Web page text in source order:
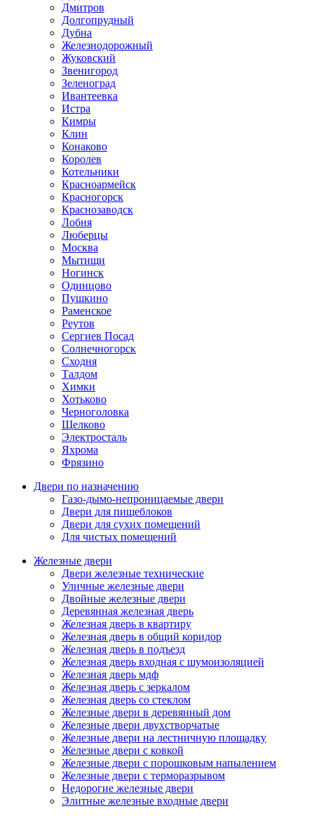
Дмитров
Долгопрудный
Дубна
Железнодорожный
Жуковский
Звенигород
Зеленоград
Ивантеевка
Истра
Кимры
Клин
Конаково
Королев
Котельники
Красноармейск
Красногорск
Краснозаводск
Лобня
Люберцы
Москва
Мытищи
Ногинск
Одинцово
Пушкино
Раменское
Реутов
Сергиев Посад
Солнечногорск
Сходня
Талдом
Химки
Хотьково
Черноголовка
Щелково
Электросталь
Яхрома
Фрязино
Двери по назначению
Газо-дымо-непроницаемые двери
Двери для пищеблоков
Двери для сухих помещений
Для чистых помещений
Железные двери
Двери железные технические
Уличные железные двери
Двойные железные двери
Деревянная железная дверь
Железная дверь в квартиру
Железная дверь в общий коридор
Железная дверь в подъезд
Железная дверь входная с шумоизоляцией
Железная дверь мдф
Железная дверь с зеркалом
Железная дверь со стеклом
Железные двери в деревянный дом
Железные двери двухстворчатые
Железные двери на лестничную площадку
Железные двери с ковкой
Железные двери с порошковым напылением
Железные двери с терморазрывом
Недорогие железные двери
Элитные железные входные двери